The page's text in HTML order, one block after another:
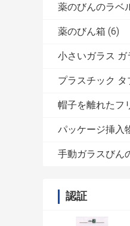
薬のびんのラベ
薬のびん箱 (6)
小さいガラス ガ
プラスチック
帽子を離れたフ
パッケージ挿入
手動ガラスびん
認証